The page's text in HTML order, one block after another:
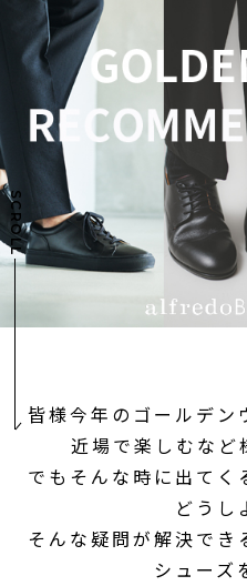
SCROLL
皆様今年のゴールデン
近場で楽しむなど
でもそんな時に出てく
どうし
そんな疑問が解決でき
シューズ